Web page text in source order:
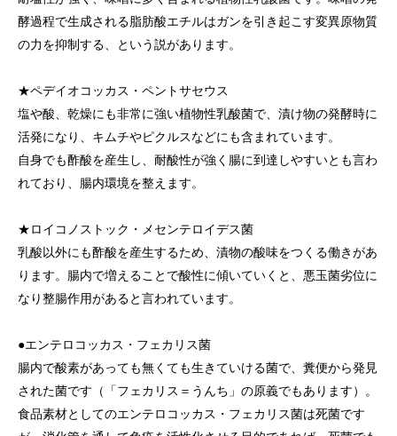
酵過程で生成される脂肪酸エチルはガンを引き起こす変異原物質
の力を抑制する、という説があります。
★ペデイオコッカス・ペントサセウス
塩や酸、乾燥にも非常に強い植物性乳酸菌で、漬け物の発酵時に
活発になり、キムチやピクルスなどにも含まれています。
自身でも酢酸を産生し、耐酸性が強く腸に到達しやすいとも言わ
れており、腸内環境を整えます。
★ロイコノストック・メセンテロイデス菌
乳酸以外にも酢酸を産生するため、漬物の酸味をつくる働きがあ
ります。腸内で増えることで酸性に傾いていくと、悪玉菌劣位に
なり整腸作用があると言われています。
●エンテロコッカス・フェカリス菌
腸内で酸素があっても無くても生きていける菌で、糞便から発見
された菌です（「フェカリス＝うんち」の原義でもあります）。
食品素材としてのエンテロコッカス・フェカリス菌は死菌です